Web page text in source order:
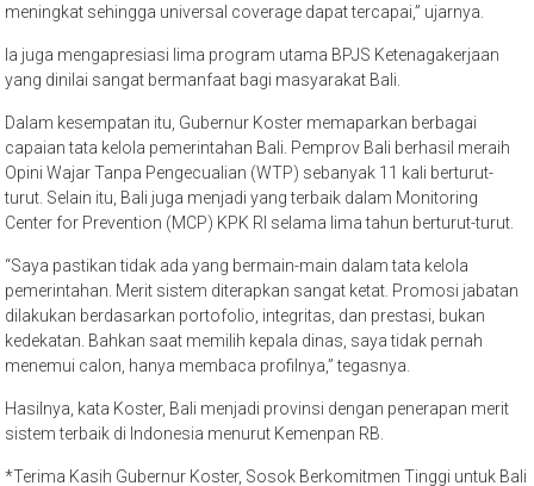
meningkat sehingga universal coverage dapat tercapai,” ujarnya.
Ia juga mengapresiasi lima program utama BPJS Ketenagakerjaan
yang dinilai sangat bermanfaat bagi masyarakat Bali.
Dalam kesempatan itu, Gubernur Koster memaparkan berbagai
capaian tata kelola pemerintahan Bali. Pemprov Bali berhasil meraih
Opini Wajar Tanpa Pengecualian (WTP) sebanyak 11 kali berturut-
turut. Selain itu, Bali juga menjadi yang terbaik dalam Monitoring
Center for Prevention (MCP) KPK RI selama lima tahun berturut-turut.
“Saya pastikan tidak ada yang bermain-main dalam tata kelola
pemerintahan. Merit sistem diterapkan sangat ketat. Promosi jabatan
dilakukan berdasarkan portofolio, integritas, dan prestasi, bukan
kedekatan. Bahkan saat memilih kepala dinas, saya tidak pernah
menemui calon, hanya membaca profilnya,” tegasnya.
Hasilnya, kata Koster, Bali menjadi provinsi dengan penerapan merit
sistem terbaik di Indonesia menurut Kemenpan RB.
*Terima Kasih Gubernur Koster, Sosok Berkomitmen Tinggi untuk Bali